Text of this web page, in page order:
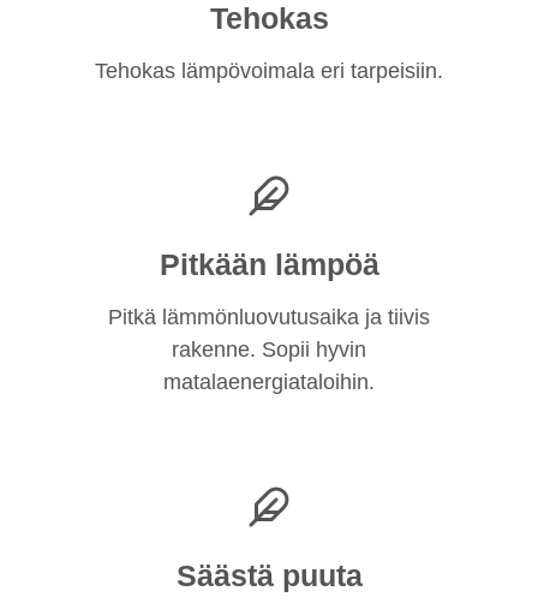
Tehokas
Tehokas lämpövoimala eri tarpeisiin.
Pitkään lämpöä
Pitkä lämmönluovutusaika ja tiivis
rakenne. Sopii hyvin
matalaenergiataloihin.
Säästä puuta